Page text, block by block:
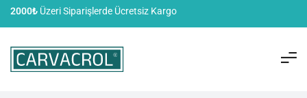
2000₺ Üzeri Siparişlerde Ücretsiz Kargo